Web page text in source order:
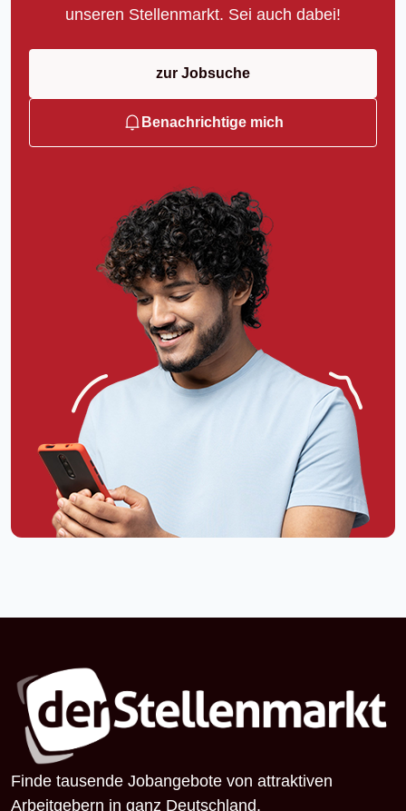
unseren Stellenmarkt. Sei auch dabei!
zur Jobsuche
Benachrichtige mich
Finde tausende Jobangebote von attraktiven
Arbeitgebern in ganz Deutschland.